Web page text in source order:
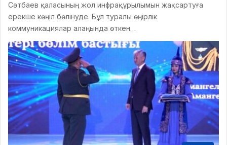
Сәтбаев қаласының жол инфрақұрылымын жақсартуға
ерекше көңіл бөлінуде. Бұл туралы өңірлік
коммуникациялар алаңында өткен…